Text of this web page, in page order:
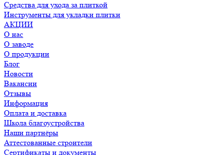
Средства для ухода за плиткой
Инструменты для укладки плитки
АКЦИИ
О нас
О заводе
О продукции
Блог
Новости
Вакансии
Отзывы
Информация
Оплата и доставка
Школа благоустройства
Наши партнёры
Аттестованные строители
Сертификаты и документы